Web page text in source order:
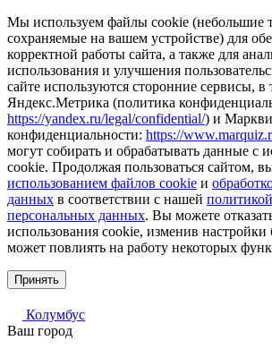
Мы используем файлы cookie (небольшие
сохраняемые на вашем устройстве) для
корректной работы сайта, а также для
использования и улучшения
сайте используются сторонние сервисы, в
Яндекс.Метрика (политика
https://yandex.ru/legal/confidential/) и
конфиденциальности: https://
могут собирать и обрабатывать данные с
cookie. Продолжая пользоваться сайтом,
использованием файлов cookie и
данных в соответствии с нашей
персональных данных. Вы можете
использования cookie, изменив настройки
может повлиять на работу некоторых
Принять
Колумбус
Ваш город